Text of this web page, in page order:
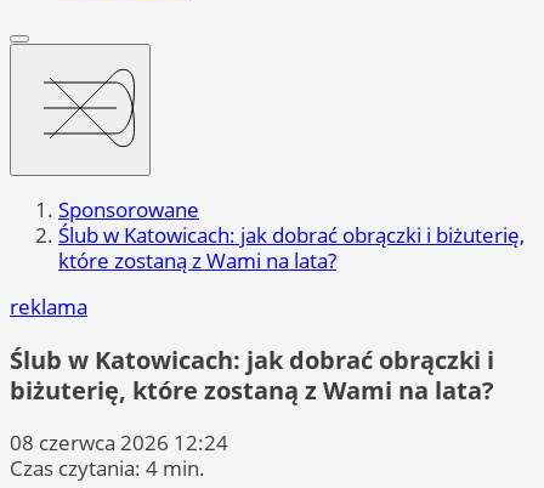
Sponsorowane
Ślub w Katowicach: jak dobrać obrączki i biżuterię,
które zostaną z Wami na lata?
reklama
Ślub w Katowicach: jak dobrać obrączki i
biżuterię, które zostaną z Wami na lata?
08 czerwca 2026 12:24
Czas czytania: 4 min.